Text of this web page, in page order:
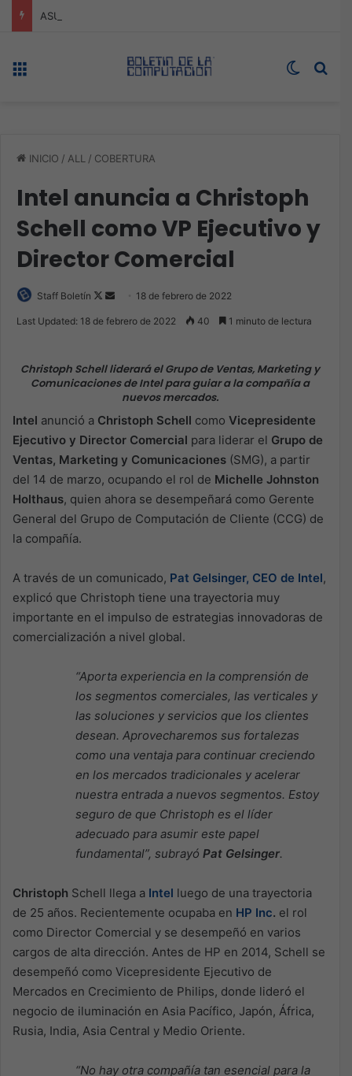
Switch
INICIO / ALL / COBERTURA
Intel anuncia a Christoph
Schell como VP Ejecutivo y
Director Comercial
Staff Boletín
Follow
Send 18 de febrero de 2022
Last Updated: 18 de febrero de 2022 40 1 minuto de lectura
Christoph Schell liderará el Grupo de Ventas, Marketing y
Comunicaciones de Intel para guiar a la compañía a
nuevos mercados.
Intel anunció a Christoph Schell como Vicepresidente
Ejecutivo y Director Comercial para liderar el Grupo de
Ventas, Marketing y Comunicaciones (SMG), a partir
del 14 de marzo, ocupando el rol de Michelle Johnston
Holthaus, quien ahora se desempeñará como Gerente
General del Grupo de Computación de Cliente (CCG) de
la compañía.
A través de un comunicado, Pat Gelsinger, CEO de Intel,
explicó que Christoph tiene una trayectoria muy
importante en el impulso de estrategias innovadoras de
comercialización a nivel global.
“Aporta experiencia en la comprensión de
los segmentos comerciales, las verticales y
las soluciones y servicios que los clientes
desean. Aprovecharemos sus fortalezas
como una ventaja para continuar creciendo
en los mercados tradicionales y acelerar
nuestra entrada a nuevos segmentos. Estoy
seguro de que Christoph es el líder
adecuado para asumir este papel
fundamental”, subrayó Pat Gelsinger.
Christoph Schell llega a Intel luego de una trayectoria
de 25 años. Recientemente ocupaba en HP Inc. el rol
como Director Comercial y se desempeñó en varios
cargos de alta dirección. Antes de HP en 2014, Schell se
desempeñó como Vicepresidente Ejecutivo de
Mercados en Crecimiento de Philips, donde lideró el
negocio de iluminación en Asia Pacífico, Japón, África,
Rusia, India, Asia Central y Medio Oriente.
“No hay otra compañía tan esencial para la